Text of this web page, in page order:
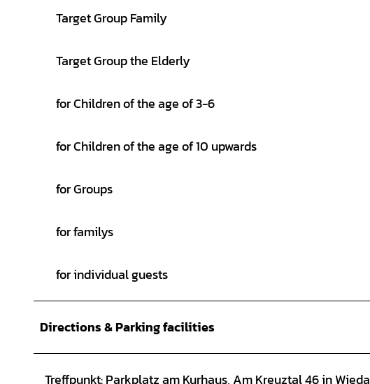
Target Group Family
Target Group the Elderly
for Children of the age of 3-6
for Children of the age of 10 upwards
for Groups
for familys
for individual guests
Directions & Parking facilities
Treffpunkt: Parkplatz am Kurhaus, Am Kreuztal 46 in Wieda